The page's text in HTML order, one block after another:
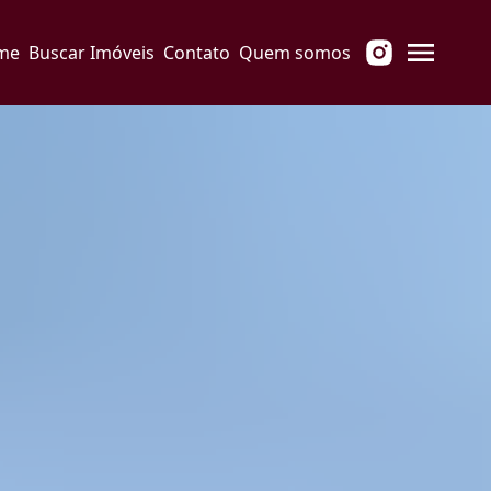
Buscar Imóveis Contato Quem somos